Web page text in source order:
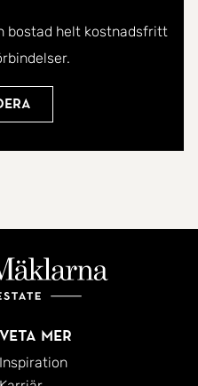
bostad helt kostnadsfritt
Veta mer
Inspiration